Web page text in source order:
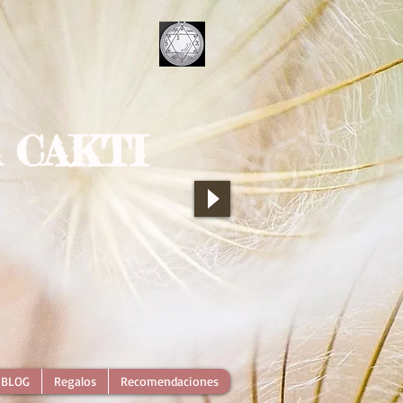
CAKTI
BLOG Regalos Recomendaciones